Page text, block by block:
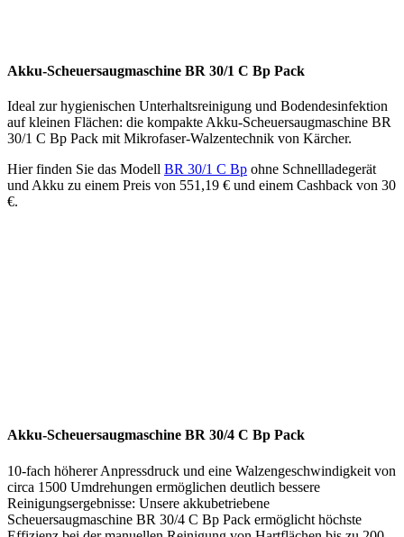
Akku-Scheuersaugmaschine BR 30/1 C Bp Pack
Ideal zur hygienischen Unterhaltsreinigung und Bodendesinfektion
auf kleinen Flächen: die kompakte Akku-Scheuersaugmaschine BR
30/1 C Bp Pack mit Mikrofaser-Walzentechnik von Kärcher.
Hier finden Sie das Modell BR 30/1 C Bp ohne Schnellladegerät
und Akku zu einem Preis von 551,19 € und einem Cashback von 30
€.
Akku-Scheuersaugmaschine BR 30/4 C Bp Pack
10-fach höherer Anpressdruck und eine Walzengeschwindigkeit von
circa 1500 Umdrehungen ermöglichen deutlich bessere
Reinigungsergebnisse: Unsere akkubetriebene
Scheuersaugmaschine BR 30/4 C Bp Pack ermöglicht höchste